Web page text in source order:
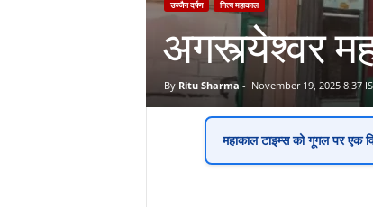
उज्जैन दर्पण नित्य महाकाल
अगस्त्येश्वर
By Ritu Sharma - November 19, 2025 8:37
महाकाल टाइम्सको गूगल पर एक